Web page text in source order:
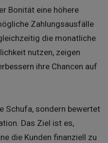
Bonität eine höhere
Zahlungsausfälle
die monatliche
nutzen, zeigen
ihre Chancen auf
Schufa, sondern bewertet
Das Ziel ist es,
die Kunden finanziell zu